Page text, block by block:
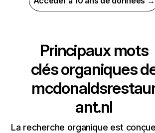
Principaux mots
clés organiques
ant.nl
La recherche organique est